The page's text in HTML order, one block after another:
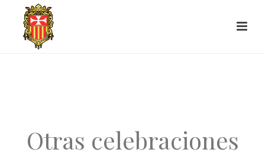
Otras celebraciones